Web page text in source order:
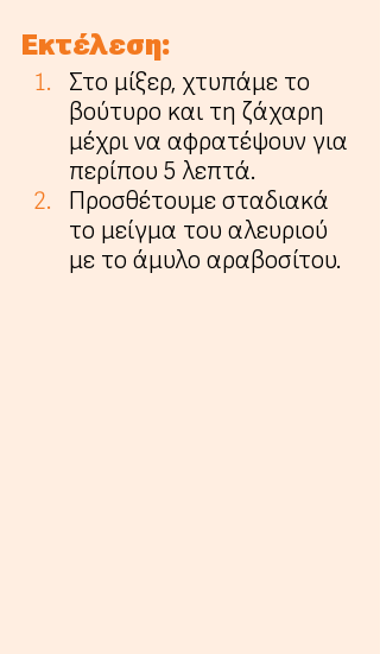
Εκτέλεση:
Στο μίξερ, χτυπάμε το
βούτυρο και τη ζάχαρη
μέχρι να αφρατέψουν για
περίπου 5 λεπτά.
Προσθέτουμε σταδιακά
το μείγμα του αλευριού
με το άμυλο αραβοσίτου.